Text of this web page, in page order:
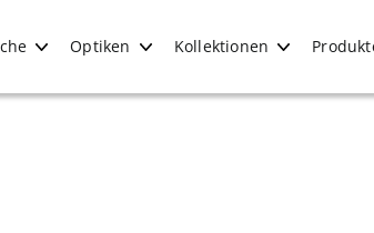
Optiken Kollektionen